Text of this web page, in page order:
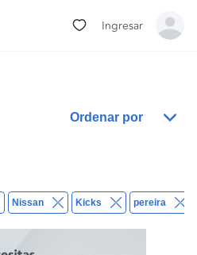
Ingresar
Ordenar por
Nissan Kicks pereira